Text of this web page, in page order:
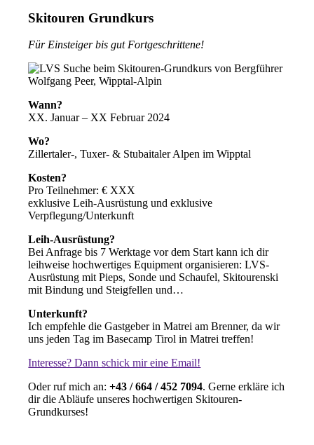
Skitouren Grundkurs
Für Einsteiger bis gut Fortgeschrittene!
Wann?
XX. Januar – XX Februar 2024
Wo?
Zillertaler-, Tuxer- & Stubaitaler Alpen im Wipptal
Kosten?
Pro Teilnehmer: € XXX
exklusive Leih-Ausrüstung und exklusive
Verpflegung/Unterkunft
Leih-Ausrüstung?
Bei Anfrage bis 7 Werktage vor dem Start kann ich dir
leihweise hochwertiges Equipment organisieren: LVS-
Ausrüstung mit Pieps, Sonde und Schaufel, Skitourenski
mit Bindung und Steigfellen und…
Unterkunft?
Ich empfehle die Gastgeber in Matrei am Brenner, da wir
uns jeden Tag im Basecamp Tirol in Matrei treffen!
Interesse? Dann schick mir eine Email!
Oder ruf mich an:+43 / 664 / 452 7094. Gerne erkläre ich
dir die Abläufe unseres hochwertigen Skitouren-
Grundkurses!